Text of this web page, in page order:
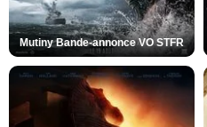
Mutiny Bande-annonce VO STFR